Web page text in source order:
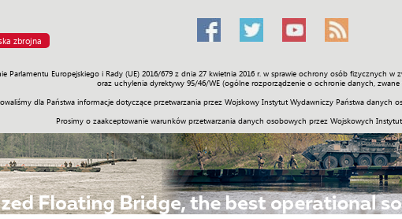
zbrojna
Parlamentu Europejskiego i Rady (UE) 2016/679 z dnia 27 kwietnia 2016 r. w sprawie ochrony osób fizycznych
oraz uchylenia dyrektywy 95/46/WE (ogólne rozporządzenie o ochronie danych, zwane
dla Państwa informacje dotyczące przetwarzania przez Wojskowy Instytut Wydawniczy Państwa danych
Prosimy o zaakceptowanie warunków przetwarzania danych osobowych przez Wojskowych
Prawo Świat Społeczność Sport Historia Galerie Wideo